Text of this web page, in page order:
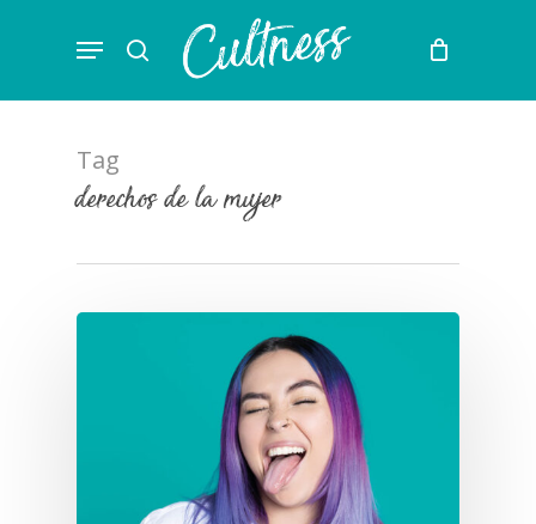
content
search
Menu
Tag
derechos de la mujer